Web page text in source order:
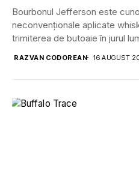
Bourbonul Jefferson este
neconvenționale aplicate
trimiterea de butoaie în jurul
RAZVAN CODOREAN 16 AUGUST